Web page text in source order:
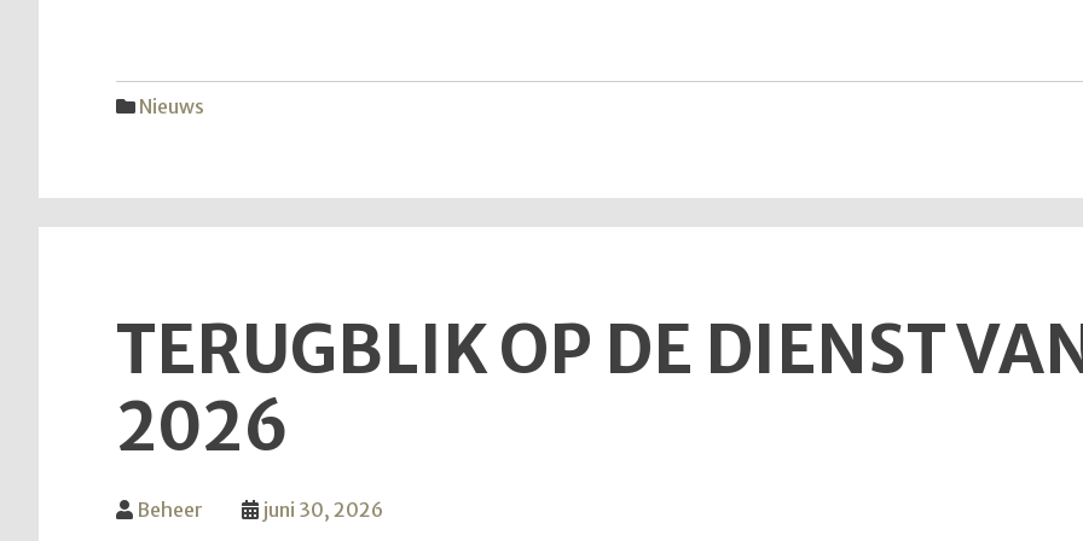
Nieuws
TERUGBLIK OP DE DIENST
2026
Beheer juni 30, 2026